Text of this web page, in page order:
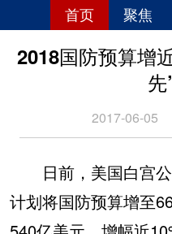
首页 聚焦
2018国防预算增
先
2017-06-05
日前，美国白宫公
计划将国防预算增至